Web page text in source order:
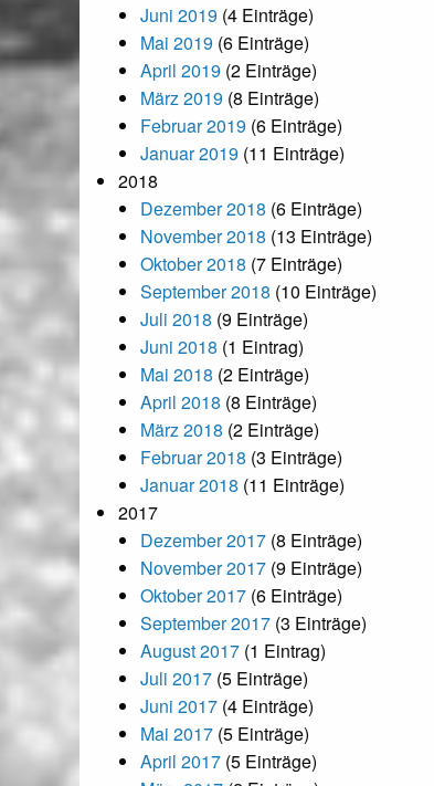
Juni 2019 (4 Einträge)
Mai 2019 (6 Einträge)
April 2019 (2 Einträge)
März 2019 (8 Einträge)
Februar 2019 (6 Einträge)
Januar 2019 (11 Einträge)
2018
Dezember 2018 (6 Einträge)
November 2018 (13 Einträge)
Oktober 2018 (7 Einträge)
September 2018 (10 Einträge)
Juli 2018 (9 Einträge)
Juni 2018 (1 Eintrag)
Mai 2018 (2 Einträge)
April 2018 (8 Einträge)
März 2018 (2 Einträge)
Februar 2018 (3 Einträge)
Januar 2018 (11 Einträge)
2017
Dezember 2017 (8 Einträge)
November 2017 (9 Einträge)
Oktober 2017 (6 Einträge)
September 2017 (3 Einträge)
August 2017 (1 Eintrag)
Juli 2017 (5 Einträge)
Juni 2017 (4 Einträge)
Mai 2017 (5 Einträge)
April 2017 (5 Einträge)